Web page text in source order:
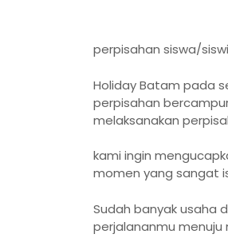
perpisahan siswa/
Holiday Batam pada
perpisahan
melaksanakan
kami ingin
momen yang sangat
Sudah banyak usaha
perjalananmu menuju